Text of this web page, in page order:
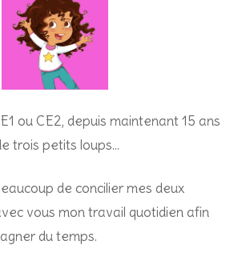
ou CE2, depuis maintenant 15 ans
trois petits loups…
de concilier mes deux
vous mon travail quotidien afin
du temps.